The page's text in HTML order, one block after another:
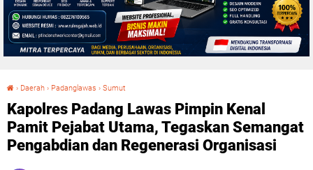
› Daerah › Padanglawas › Sumut
Kapolres Padang Lawas Pimpin Kenal
Pamit Pejabat Utama, Tegaskan Semangat
Pengabdian dan Regenerasi Organisasi‎